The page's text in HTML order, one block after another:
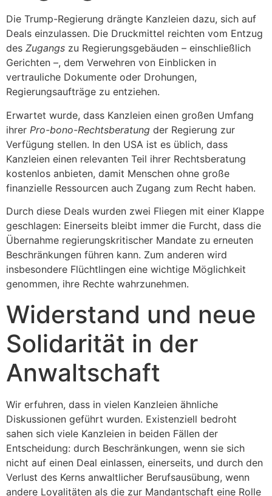
Die Trump-Regierung drängte Kanzleien dazu, sich auf
Deals einzulassen. Die Druckmittel reichten vom Entzug
des Zugangs zu Regierungsgebäuden – einschließlich
Gerichten –, dem Verwehren von Einblicken in
vertrauliche Dokumente oder Drohungen,
Regierungsaufträge zu entziehen.
Erwartet wurde, dass Kanzleien einen großen Umfang
ihrer Pro-bono-Rechtsberatung der Regierung zur
Verfügung stellen. In den USA ist es üblich, dass
Kanzleien einen relevanten Teil ihrer Rechtsberatung
kostenlos anbieten, damit Menschen ohne große
finanzielle Ressourcen auch Zugang zum Recht haben.
Durch diese Deals wurden zwei Fliegen mit einer Klappe
geschlagen: Einerseits bleibt immer die Furcht, dass die
Übernahme regierungskritischer Mandate zu erneuten
Beschränkungen führen kann. Zum anderen wird
insbesondere Flüchtlingen eine wichtige Möglichkeit
genommen, ihre Rechte wahrzunehmen.
Widerstand und neue
Solidarität in der
Anwaltschaft
Wir erfuhren, dass in vielen Kanzleien ähnliche
Diskussionen geführt wurden. Existenziell bedroht
sahen sich viele Kanzleien in beiden Fällen der
Entscheidung: durch Beschränkungen, wenn sie sich
nicht auf einen Deal einlassen, einerseits, und durch den
Verlust des Kerns anwaltlicher Berufsausübung, wenn
andere Loyalitäten als die zur Mandantschaft eine Rolle